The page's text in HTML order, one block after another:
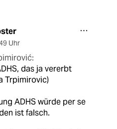
Uhr
das ja vererbt
Trpimirovic)
ADHS würde per se
ist falsch.